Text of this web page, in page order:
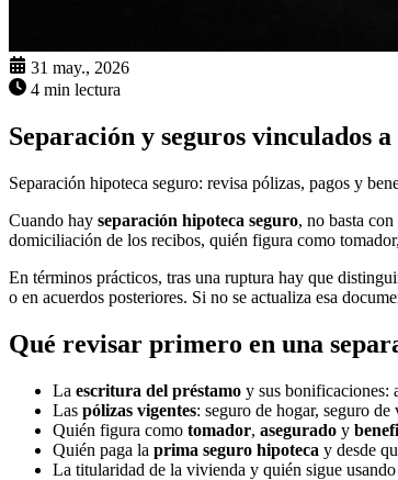
31 may., 2026
4 min lectura
Separación y seguros vinculados
Separación hipoteca seguro: revisa pólizas, pagos y
Cuando hay separación hipoteca seguro, no basta
domiciliación de los recibos, quién figura como
En términos prácticos, tras una ruptura hay que
o en acuerdos posteriores. Si no se actualiza esa
Qué revisar primero en una
La escritura del préstamo y sus bonificaciones:
Las pólizas vigentes: seguro de hogar, seguro
Quién figura como tomador, asegurado y
Quién paga la prima seguro hipoteca y desde
La titularidad de la vivienda y quién sigue